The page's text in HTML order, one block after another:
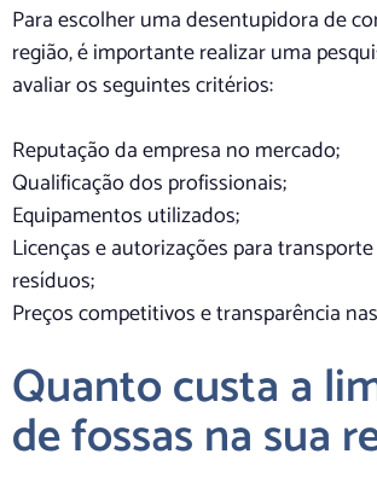
Para escolher uma desentupidora de
região, é importante realizar uma
avaliar os seguintes critérios:
Reputação da empresa no mercado;
Qualificação dos profissionais;
Equipamentos utilizados;
Licenças e autorizações para
resíduos;
Preços competitivos e transparência
Quanto custa a
de fossas na sua